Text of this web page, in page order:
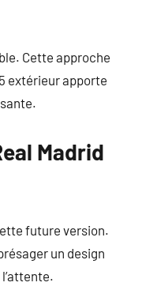
Cette approche
extérieur apporte
Madrid
future version.
un design